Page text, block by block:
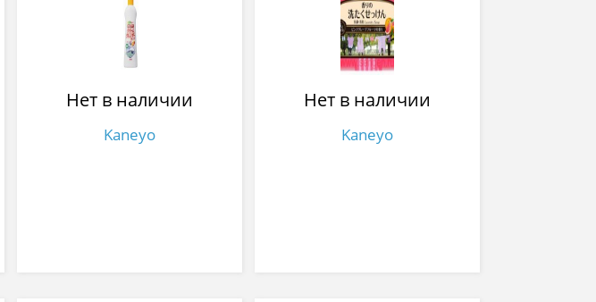
Нет в наличии
Kaneyo
ароматом розового
грейпфрута, 135г.
Нет в наличии
Kaneyo